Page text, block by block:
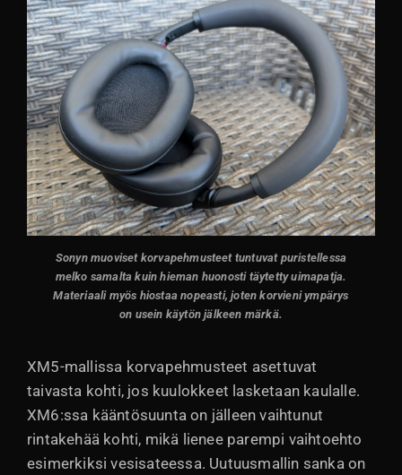
Sonyn muoviset korvapehmusteet tuntuvat puristellessa
melko samalta kuin hieman huonosti täytetty uimapatja.
Materiaali myös hiostaa nopeasti, joten korvieni ympärys
on usein käytön jälkeen märkä.
XM5-mallissa korvapehmusteet asettuvat
taivasta kohti, jos kuulokkeet lasketaan kaulalle.
XM6:ssa kääntösuunta on jälleen vaihtunut
rintakehää kohti, mikä lienee parempi vaihtoehto
esimerkiksi vesisateessa. Uutuusmallin sanka on